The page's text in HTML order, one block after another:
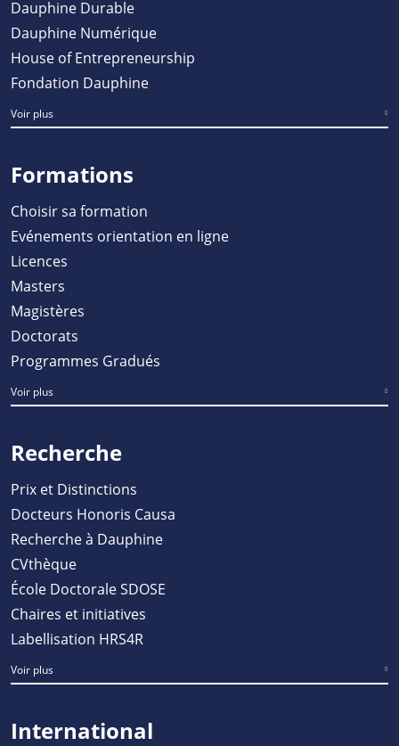
Dauphine Durable
Dauphine Numérique
House of Entrepreneurship
Fondation Dauphine
Voir plus
Formations
Choisir sa formation
Evénements orientation en ligne
Licences
Masters
Magistères
Doctorats
Programmes Gradués
Voir plus
Recherche
Prix et Distinctions
Docteurs Honoris Causa
Recherche à Dauphine
CVthèque
École Doctorale SDOSE
Chaires et initiatives
Labellisation HRS4R
Voir plus
International